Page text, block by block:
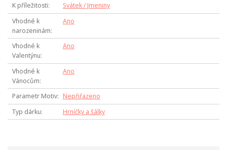
K příležitosti
Svátek / Jmeniny
Vhodné k
narozeninám
Ano
Vhodné k
Valentýnu
Ano
Vhodné k
Vánocům
Ano
Parametr Motiv
Nepřiřazeno
Typ dárku
Hrníčky a šálky